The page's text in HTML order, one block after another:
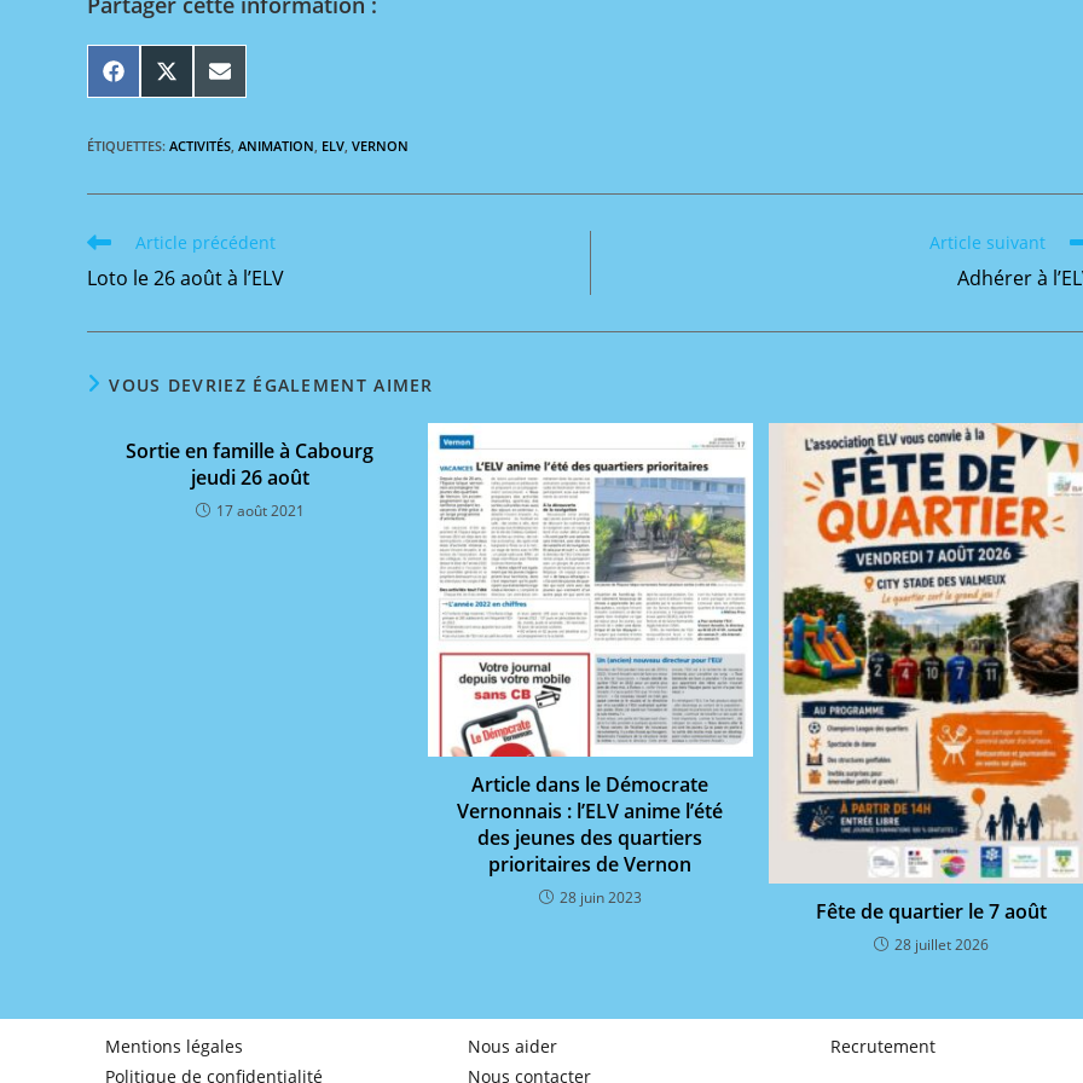
SHARE
ON
SHARE
ON
SHARE
ON
ÉTIQUETTES: ACTIVITÉS ANIMATION ELV VERNON
Read
articles
Article précédent
Loto le 26 août à l’ELV
Article suivant
Adhérer à
VOUS DEVRIEZ ÉGALEMENT AIMER
Sortie en famille à Cabourg
jeudi 26 août
17 août 2021
Article dans le Démocrate
Vernonnais : l’ELV anime l’été
des jeunes des quartiers
prioritaires de Vernon
28 juin 2023
Fête de quartier le 7 août
28 juillet 2026
Mentions légales
Politique de confidentialité
Nous aider
Nous contacter
Recrutement